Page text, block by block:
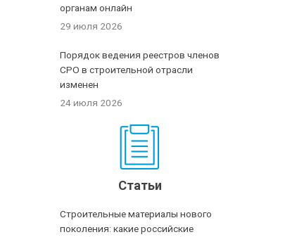
органам онлайн
29 июля 2026
Порядок ведения реестров членов
СРО в строительной отрасли
изменен
24 июля 2026
Статьи
Строительные материалы нового
поколения: какие российские